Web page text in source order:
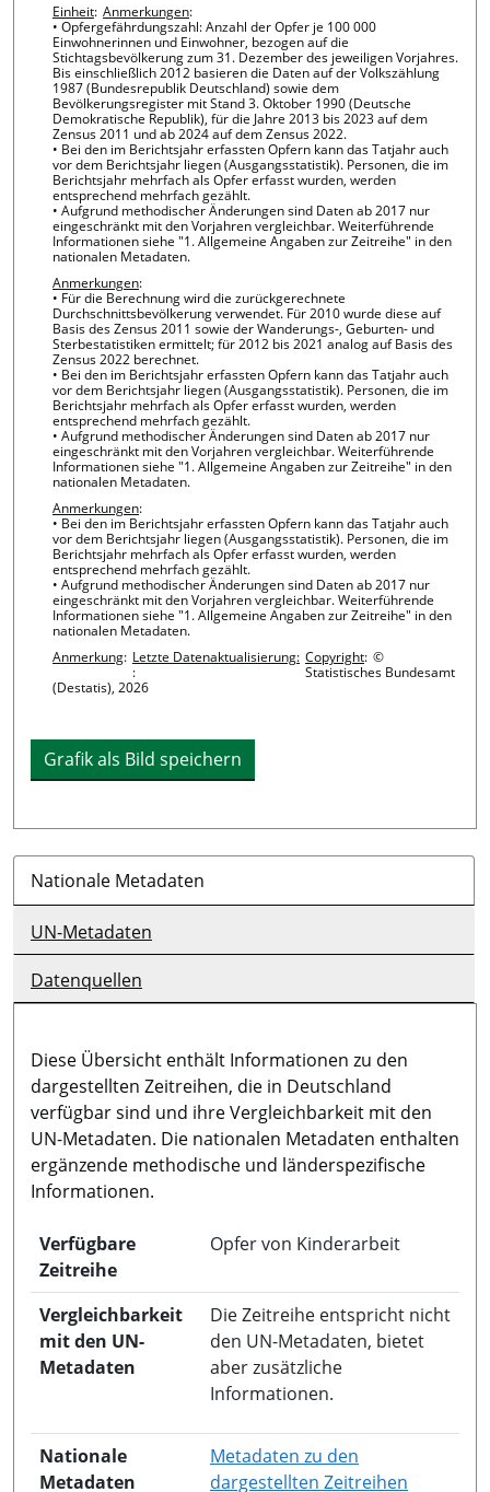
Einheit: Anmerkungen:
• Opfergefährdungszahl: Anzahl der Opfer je 100 000
Einwohnerinnen und Einwohner, bezogen auf die
Stichtagsbevölkerung zum 31. Dezember des jeweiligen Vorjahres.
Bis einschließlich 2012 basieren die Daten auf der Volkszählung
1987 (Bundesrepublik Deutschland) sowie dem
Bevölkerungsregister mit Stand 3. Oktober 1990 (Deutsche
Demokratische Republik), für die Jahre 2013 bis 2023 auf dem
Zensus 2011 und ab 2024 auf dem Zensus 2022.
• Bei den im Berichtsjahr erfassten Opfern kann das Tatjahr auch
vor dem Berichtsjahr liegen (Ausgangsstatistik). Personen, die im
Berichtsjahr mehrfach als Opfer erfasst wurden, werden
entsprechend mehrfach gezählt.
• Aufgrund methodischer Änderungen sind Daten ab 2017 nur
eingeschränkt mit den Vorjahren vergleichbar. Weiterführende
Informationen siehe "1. Allgemeine Angaben zur Zeitreihe" in den
nationalen Metadaten.
Anmerkungen:
• Für die Berechnung wird die zurückgerechnete
Durchschnittsbevölkerung verwendet. Für 2010 wurde diese auf
Basis des Zensus 2011 sowie der Wanderungs-, Geburten- und
Sterbestatistiken ermittelt; für 2012 bis 2021 analog auf Basis des
Zensus 2022 berechnet.
• Bei den im Berichtsjahr erfassten Opfern kann das Tatjahr auch
vor dem Berichtsjahr liegen (Ausgangsstatistik). Personen, die im
Berichtsjahr mehrfach als Opfer erfasst wurden, werden
entsprechend mehrfach gezählt.
• Aufgrund methodischer Änderungen sind Daten ab 2017 nur
eingeschränkt mit den Vorjahren vergleichbar. Weiterführende
Informationen siehe "1. Allgemeine Angaben zur Zeitreihe" in den
nationalen Metadaten.
Anmerkungen:
• Bei den im Berichtsjahr erfassten Opfern kann das Tatjahr auch
vor dem Berichtsjahr liegen (Ausgangsstatistik). Personen, die im
Berichtsjahr mehrfach als Opfer erfasst wurden, werden
entsprechend mehrfach gezählt.
• Aufgrund methodischer Änderungen sind Daten ab 2017 nur
eingeschränkt mit den Vorjahren vergleichbar. Weiterführende
Informationen siehe "1. Allgemeine Angaben zur Zeitreihe" in den
nationalen Metadaten.
Anmerkung: Letzte Datenaktualisierung:
:
Copyright: ©
Statistisches Bundesamt
(Destatis), 2026
Grafik als Bild speichern
Nationale Metadaten
UN-Metadaten
Datenquellen
Diese Übersicht enthält Informationen zu den
dargestellten Zeitreihen, die in Deutschland
verfügbar sind und ihre Vergleichbarkeit mit den
UN-Metadaten. Die nationalen Metadaten enthalten
ergänzende methodische und länderspezifische
Informationen.
Verfügbare
Zeitreihe
Opfer von Kinderarbeit
Vergleichbarkeit
mit den UN-
Metadaten
Die Zeitreihe entspricht nicht
den UN-Metadaten, bietet
aber zusätzliche
Informationen.
Nationale
Metadaten
Metadaten zu den
dargestellten Zeitreihen